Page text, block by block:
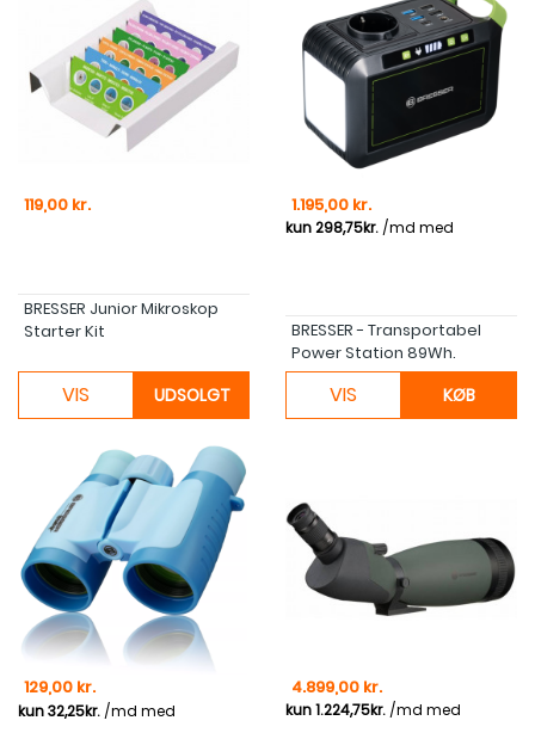
Pris
119,00 kr.
BRESSER Junior Mikroskop
Starter Kit
VIS UDSOLGT
Pris
1.195,00 kr.
BRESSER - Transportabel
Power Station 89Wh.
VIS KØB
Pris
129,00 kr. Pris
4.899,00 kr.